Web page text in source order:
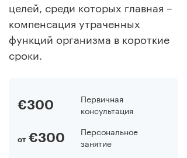
целей, среди которых главная –
компенсация утраченных
функций организма в короткие
сроки.
€300
Первичная
консультация
от€300
Персональное
занятие